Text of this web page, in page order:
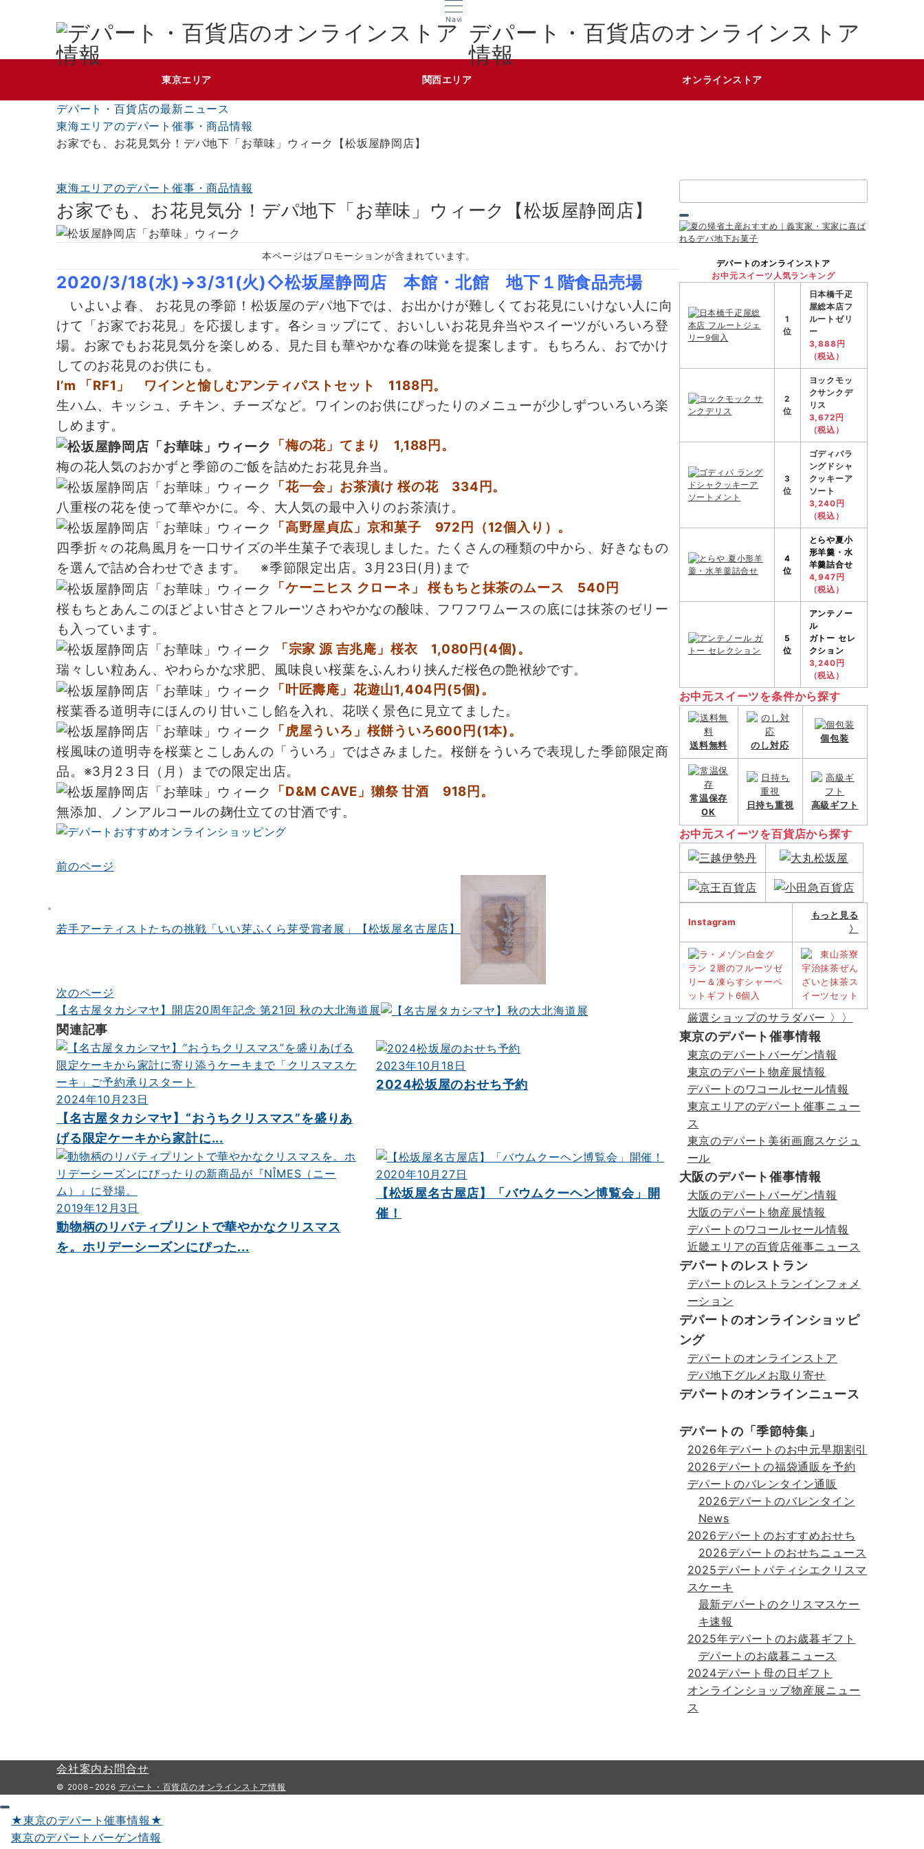
Navi
デパート・百貨店のオンラインストア
情報
東京エリア 関西エリア オンラインストア
デパート・百貨店の最新ニュース
東海エリアのデパート催事・商品情報
お家でも、お花見気分！デパ地下「お華味」ウィーク【松坂屋静岡店】
東海エリアのデパート催事・商品情報
お家でも、お花見気分！デパ地下「お華味」ウィーク【松坂屋静岡店】
本ページはプロモーションが含まれています。
2020/3/18(水)→3/31(火)◇松坂屋静岡店 本館・北館 地下１階食品売場
いよいよ春、 お花見の季節！松坂屋のデパ地下では、お出かけが難しくてお花見にいけない人に向
けて「お家でお花見」を応援します。各ショップにて、おいしいお花見弁当やスイーツがいろいろ登
場。お家でもお花見気分を楽しめる、見た目も華やかな春の味覚を提案します。もちろん、おでかけ
してのお花見のお供にも。
I’m 「RF1」 ワインと愉しむアンティパストセット 1188円。
生ハム、キッシュ、チキン、チーズなど。ワインのお供にぴったりのメニューが少しずついろいろ楽
しめます。
「梅の花」てまり 1,188円。
梅の花人気のおかずと季節のご飯を詰めたお花見弁当。
「花一会」お茶漬け 桜の花 334円。
八重桜の花を使って華やかに。今、大人気の最中入りのお茶漬け。
「高野屋貞広」京和菓子 972円（12個入り）。
四季折々の花鳥風月を一口サイズの半生菓子で表現しました。たくさんの種類の中から、好きなもの
を選んで詰め合わせできます。 ※季節限定出店。3月23日(月)まで
「ケーニヒス クローネ」 桜もちと抹茶のムース 540円
桜もちとあんこのほどよい甘さとフルーツさわやかなの酸味、フワフワムースの底には抹茶のゼリー
も入っています。
「宗家 源 吉兆庵」桜衣 1,080円(4個)。
瑞々しい粒あん、やわらかな求肥、風味良い桜葉をふんわり挟んだ桜色の艶袱紗です。
「叶匠壽庵」花遊山1,404円(5個)。
桜葉香る道明寺にほんのり甘いこし餡を入れ、花咲く景色に見立てました。
「虎屋ういろ」桜餅ういろ600円(1本)。
桜風味の道明寺を桜葉とこしあんの「ういろ」ではさみました。桜餅をういろで表現した季節限定商
品。※3月2３日（月）までの限定出店。
「D&M CAVE」獺祭 甘酒 918円。
無添加、ノンアルコールの麹仕立ての甘酒です。
投
ビ
ー
シ
ョ
ン
前のページ
若手アーティストたちの挑戦「いい芽ふくら芽受賞者展」【松坂屋名古屋店】
次のページ
【名古屋タカシマヤ】開店20周年記念 第21回 秋の大北海道展
関連記事
2024年10月23日
【名古屋タカシマヤ】“おうちクリスマス”を盛りあ
げる限定ケーキから家計に...
2023年10月18日
2024松坂屋のおせち予約
2019年12月3日
動物柄のリバティプリントで華やかなクリスマス
を。ホリデーシーズンにぴった...
2020年10月27日
【松坂屋名古屋店】「バウムクーヘン博覧会」開
催！
索：
デパートのオンラインストア
お中元スイーツ人気ランキング
1
位
日本橋千疋
屋総本店フ
ルートゼリ
ー
3,888円
（税込）
2
位
ヨックモッ
クサンクデ
リス
3,672円
（税込）
3
位
ゴディバラ
ングドシャ
クッキーア
ソート
3,240円
（税込）
4
位
とらや夏小
形羊羹・水
羊羹詰合せ
4,947円
（税込）
5
位
アンテノー
ル
ガトー セレ
クション
3,240円
（税込）
お中元スイーツを条件から探す
送料無料 のし対応
個包装
常温保存
OK
日持ち重視 高級ギフト
お中元スイーツを百貨店から探す
Instagram
もっと見る
〉
厳選ショップのサラダバー 〉〉
東京のデパート催事情報
東京のデパートバーゲン情報
東京のデパート物産展情報
デパートのワコールセール情報
東京エリアのデパート催事ニュー
ス
東京のデパート美術画廊スケジュ
ール
大阪のデパート催事情報
大阪のデパートバーゲン情報
大阪のデパート物産展情報
デパートのワコールセール情報
近畿エリアの百貨店催事ニュース
デパートのレストラン
デパートのレストランインフォメ
ーション
デパートのオンラインショッピ
ング
デパートのオンラインストア
デパ地下グルメお取り寄せ
デパートのオンラインニュース
デパートの「季節特集」
2026年デパートのお中元早期割引
2026デパートの福袋通販を予約
デパートのバレンタイン通販
2026デパートのバレンタイン
News
2026デパートのおすすめおせち
2026デパートのおせちニュース
2025デパートパティシエクリスマ
スケーキ
最新デパートのクリスマスケー
キ速報
2025年デパートのお歳暮ギフト
デパートのお歳暮ニュース
2024デパート母の日ギフト
オンラインショップ物産展ニュー
ス
会社案内お問合せ
© 2008−2026 デパート・百貨店のオンラインストア情報
★東京のデパート催事情報★
東京のデパートバーゲン情報